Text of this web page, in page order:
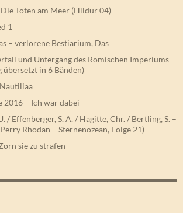
Toten am Meer (Hildur 04)
1
– verlorene Bestiarium, Das
und Untergang des Römischen Imperiums
in 6 Bänden)
2016 – Ich war dabei
/ Effenberger, S. A. / Hagitte, Chr. / Bertling, S. –
Rhodan – Sternenozean, Folge 21)
sie zu strafen